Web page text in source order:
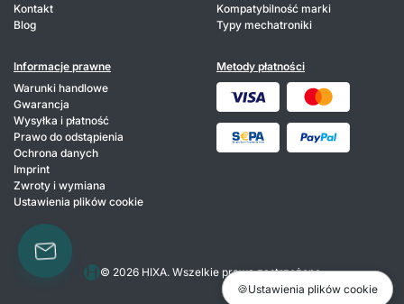
Kontakt
Blog
Kompatybilność marki
Typy mechatroniki
Informacje prawne
Warunki handlowe
Gwarancja
Wysyłka i płatność
Prawo do odstąpienia
Ochrona danych
Imprint
Zwroty i wymiana
Ustawienia plików cookie
Metody płatności
© 2026 HIXA. Wszelkie prawa zastrzeżone
🍪Ustawienia plików cookie